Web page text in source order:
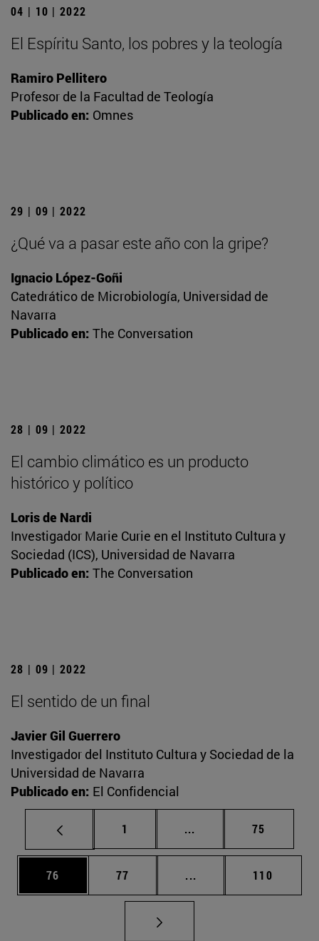
04 | 10 | 2022
El Espíritu Santo, los pobres y la teología
Ramiro Pellitero
Profesor de la Facultad de Teología
Publicado en: Omnes
29 | 09 | 2022
¿Qué va a pasar este año con la gripe?
Ignacio López-Goñi
Catedrático de Microbiología, Universidad de
Navarra
Publicado en: The Conversation
28 | 09 | 2022
El cambio climático es un producto
histórico y político
Loris de Nardi
Investigador Marie Curie en el Instituto Cultura y
Sociedad (ICS), Universidad de Navarra
Publicado en: The Conversation
28 | 09 | 2022
El sentido de un final
Javier Gil Guerrero
Investigador del Instituto Cultura y Sociedad de la
Universidad de Navarra
Publicado en: El Confidencial
Página
1 ... Páginas intermedias
Página
75
Página
76 Página
77 ... Páginas intermedias
Página
110